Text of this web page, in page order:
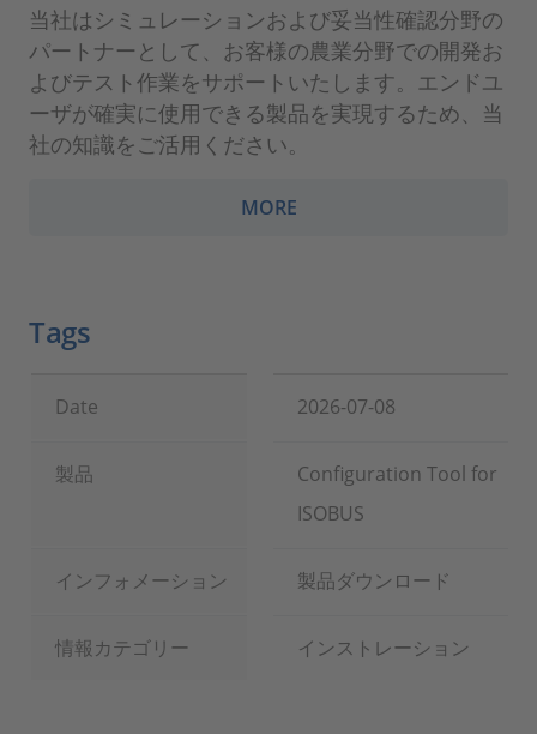
当社はシミュレーションおよび妥当性確認分野の
パートナーとして、お客様の農業分野での開発お
よびテスト作業をサポートいたします。エンドユ
ーザが確実に使用できる製品を実現するため、当
社の知識をご活用ください。
MORE
Tags
Date 2026-07-08
製品
Configuration Tool for
ISOBUS
インフォメーション 製品ダウンロード
情報カテゴリー インストレーション